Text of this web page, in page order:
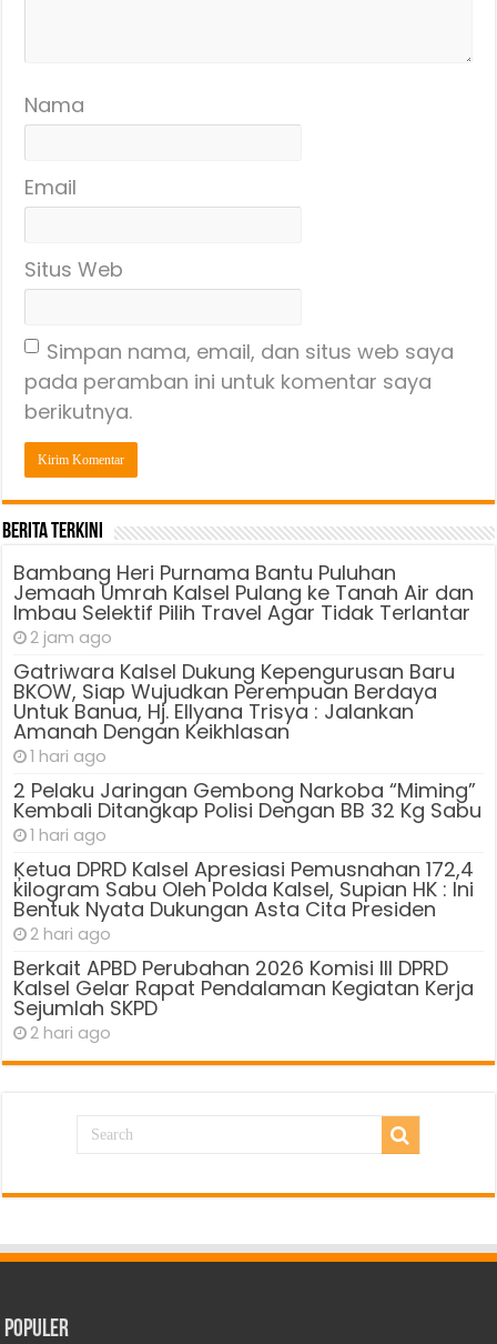
Nama
Email
Situs Web
Simpan nama, email, dan situs web saya
pada peramban ini untuk komentar saya
berikutnya.
Berita Terkini
Bambang Heri Purnama Bantu Puluhan
Jemaah Umrah Kalsel Pulang ke Tanah Air dan
Imbau Selektif Pilih Travel Agar Tidak Terlantar
2 jam ago
Gatriwara Kalsel Dukung Kepengurusan Baru
BKOW, Siap Wujudkan Perempuan Berdaya
Untuk Banua, Hj. Ellyana Trisya : Jalankan
Amanah Dengan Keikhlasan
1 hari ago
2 Pelaku Jaringan Gembong Narkoba “Miming”
Kembali Ditangkap Polisi Dengan BB 32 Kg Sabu
1 hari ago
Ķetua DPRD Kalsel Apresiasi Pemusnahan 172,4
kilogram Sabu Oleh Polda Kalsel, Supian HK : Ini
Bentuk Nyata Dukungan Asta Cita Presiden
2 hari ago
Berkait APBD Perubahan 2026 Komisi III DPRD
Kalsel Gelar Rapat Pendalaman Kegiatan Kerja
Sejumlah SKPD
2 hari ago
Populer